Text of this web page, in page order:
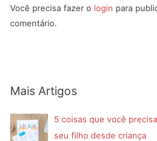
Você precisa fazer o login para
comentário.
Mais Artigos
5 coisas que você
seu filho desde criança